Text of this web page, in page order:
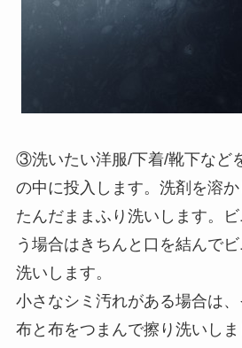
③洗いたい洋服/下着/靴下など
の中に投入します。洗剤を溶
たんだままふり洗いします。
う場合はきちんと口を結んで
洗いします。
小さなシミ汚れがある場合は、
布と布をつまんで擦り洗いしま